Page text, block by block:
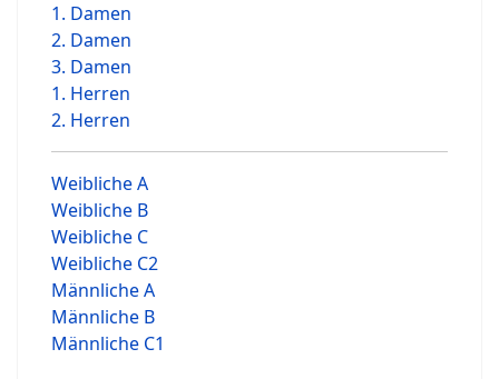
1. Damen
2. Damen
3. Damen
1. Herren
2. Herren
Weibliche A
Weibliche B
Weibliche C
Weibliche C2
Männliche A
Männliche B
Männliche C1